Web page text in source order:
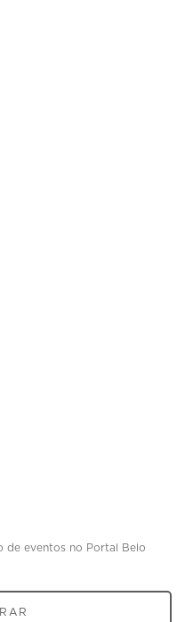
de eventos no Portal Belo